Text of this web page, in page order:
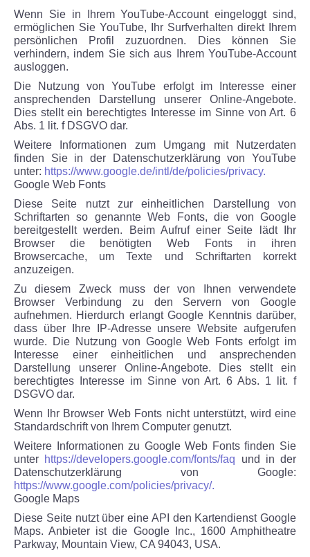
Wenn Sie in Ihrem YouTube-Account eingeloggt sind,
ermöglichen Sie YouTube, Ihr Surfverhalten direkt Ihrem
persönlichen Profil zuzuordnen. Dies können Sie
verhindern, indem Sie sich aus Ihrem YouTube-Account
ausloggen.
Die Nutzung von YouTube erfolgt im Interesse einer
ansprechenden Darstellung unserer Online-Angebote.
Dies stellt ein berechtigtes Interesse im Sinne von Art. 6
Abs. 1 lit. f DSGVO dar.
Weitere Informationen zum Umgang mit Nutzerdaten
finden Sie in der Datenschutzerklärung von YouTube
unter: https://www.google.de/intl/de/policies/privacy.
Google Web Fonts
Diese Seite nutzt zur einheitlichen Darstellung von
Schriftarten so genannte Web Fonts, die von Google
bereitgestellt werden. Beim Aufruf einer Seite lädt Ihr
Browser die benötigten Web Fonts in ihren
Browsercache, um Texte und Schriftarten korrekt
anzuzeigen.
Zu diesem Zweck muss der von Ihnen verwendete
Browser Verbindung zu den Servern von Google
aufnehmen. Hierdurch erlangt Google Kenntnis darüber,
dass über Ihre IP-Adresse unsere Website aufgerufen
wurde. Die Nutzung von Google Web Fonts erfolgt im
Interesse einer einheitlichen und ansprechenden
Darstellung unserer Online-Angebote. Dies stellt ein
berechtigtes Interesse im Sinne von Art. 6 Abs. 1 lit. f
DSGVO dar.
Wenn Ihr Browser Web Fonts nicht unterstützt, wird eine
Standardschrift von Ihrem Computer genutzt.
Weitere Informationen zu Google Web Fonts finden Sie
unter https://developers.google.com/fonts/faq und in der
Datenschutzerklärung von Google:
https://www.google.com/policies/privacy/.
Google Maps
Diese Seite nutzt über eine API den Kartendienst Google
Maps. Anbieter ist die Google Inc., 1600 Amphitheatre
Parkway, Mountain View, CA 94043, USA.